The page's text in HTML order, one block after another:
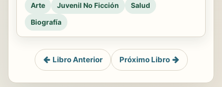
Arte
Juvenil No Ficción
Salud
Biografía
Libro Anterior Próximo Libro